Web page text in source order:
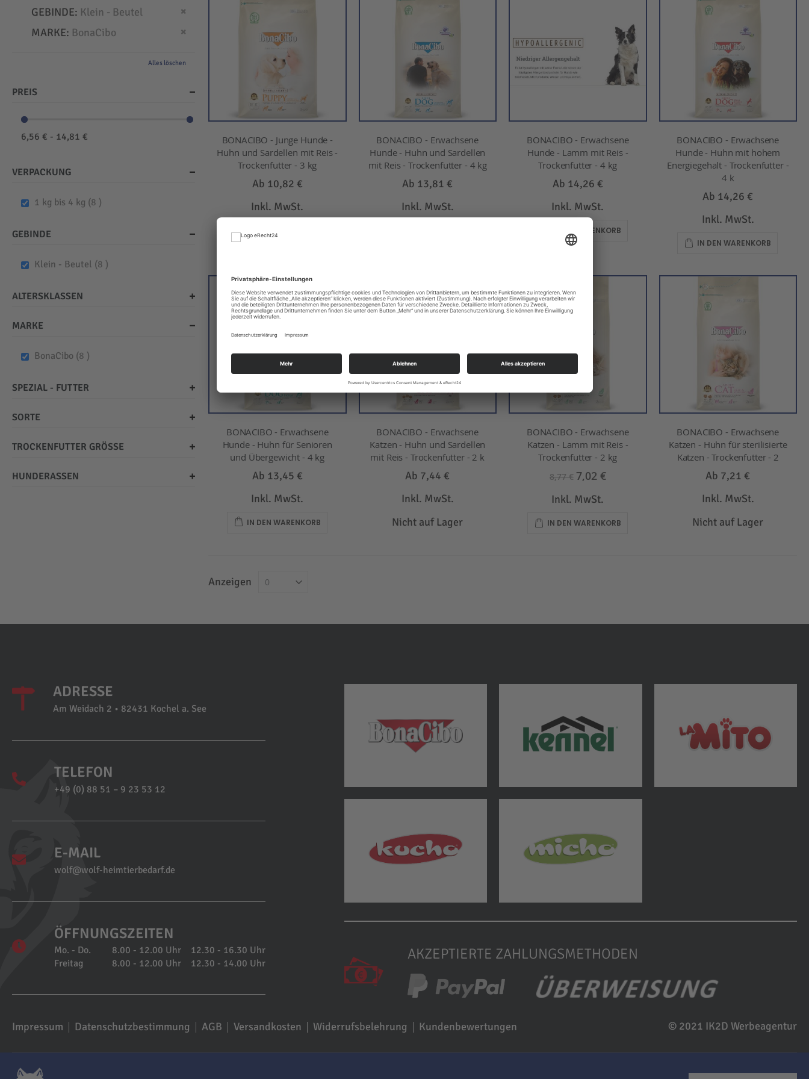
BONACIBO - Junge Hunde -
Huhn und Sardellen mit Reis -
Trockenfutter - 3 kg
Ab 10,82 €
Inkl. MwSt.
BONACIBO - Erwachsene
Hunde - Huhn und Sardellen
mit Reis - Trockenfutter - 4 kg
Ab 13,81 €
Inkl. MwSt.
BONACIBO - Erwachsene
Hunde - Lamm mit Reis -
Trockenfutter - 4 kg
Ab 14,26 €
Inkl. MwSt.
IN DEN WARENKORB
BONACIBO - Erwachsene
Hunde - Huhn mit hohem
Energiegehalt - Trockenfutter -
4 k
Ab 14,26 €
Inkl. MwSt.
IN DEN WARENKORB
BONACIBO - Erwachsene
Hunde - Huhn für Senioren
und Übergewicht - 4 kg
Ab 13,45 €
Inkl. MwSt.
IN DEN WARENKORB
BONACIBO - Erwachsene
Katzen - Huhn und Sardellen
mit Reis - Trockenfutter - 2 k
Ab 7,44 €
Inkl. MwSt.
Nicht auf Lager
BONACIBO - Erwachsene
Katzen - Lamm mit Reis -
Trockenfutter - 2 kg
8,77 € 7,02 €
Inkl. MwSt.
IN DEN WARENKORB
BONACIBO - Erwachsene
Katzen - Huhn für sterilisierte
Katzen - Trockenfutter - 2
Ab 7,21 €
Inkl. MwSt.
Nicht auf Lager
Anzeigen
GEBINDE Klein - Beutel
Dies entfernen
MARKE BonaCibo
Alles löschen
PREIS
6,56 € - 14,81 €
VERPACKUNG
1 kg bis 4 kg 8 items
GEBINDE
Klein - Beutel 8 items
ALTERSKLASSEN
MARKE
BonaCibo 8 items
SPEZIAL - FUTTER
SORTE
TROCKENFUTTER GRÖSSE
HUNDERASSEN
ADRESSE
Am Weidach 2 • 82431 Kochel a. See
TELEFON
+49 (0) 88 51 – 9 23 53 12
E-MAIL
wolf@wolf-heimtierbedarf.de
ÖFFNUNGSZEITEN
Mo. - Do. 8.00 - 12.00 Uhr
12.30 - 16.30 Uhr
Freitag
8.00 - 12.00 Uhr 12.30 - 14.00 Uhr
AKZEPTIERTE ZAHLUNGSMETHODEN
Impressum Datenschutzbestimmung AGB Versandkosten Widerrufsbelehrung Kundenbewertungen © 2021 IK2D Werbeagentur